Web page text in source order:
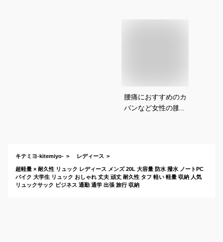
腰痛におすすめのカ
バンなど女性の腰に
キテミヨ-kitemiyo- レディース
超軽量 × 耐久性 リュック レディース メンズ 20L 大容量 防水 撥水 ノートPC
バイク 大学生 リュック おしゃれ 丈夫 頑丈 耐久性 タフ 軽い 軽量 収納 人気
リュックサック ビジネス 通勤 通学 出張 旅行 収納